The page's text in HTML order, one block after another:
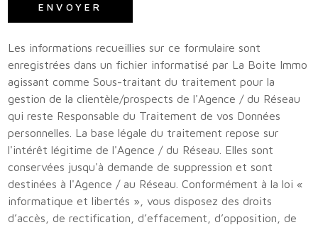
ENVOYER
Les informations recueillies sur ce formulaire sont
enregistrées dans un fichier informatisé par La Boite Immo
agissant comme Sous-traitant du traitement pour la
gestion de la clientèle/prospects de l'Agence / du Réseau
qui reste Responsable du Traitement de vos Données
personnelles. La base légale du traitement repose sur
l'intérêt légitime de l'Agence / du Réseau. Elles sont
conservées jusqu'à demande de suppression et sont
destinées à l'Agence / au Réseau. Conformément à la loi «
informatique et libertés », vous disposez des droits
d’accès, de rectification, d’effacement, d’opposition, de